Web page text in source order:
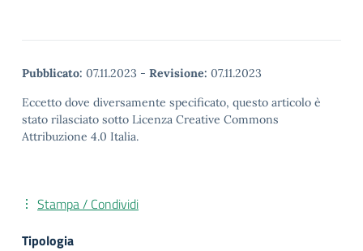
Pubblicato: 07.11.2023 - Revisione: 07.11.2023
Eccetto dove diversamente specificato, questo articolo è
stato rilasciato sotto Licenza Creative Commons
Attribuzione 4.0 Italia.
Stampa / Condividi
Tipologia